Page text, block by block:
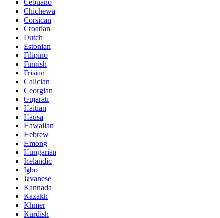
Cebuano
Chichewa
Corsican
Croatian
Dutch
Estonian
Filipino
Finnish
Frisian
Galician
Georgian
Gujarati
Haitian
Hausa
Hawaiian
Hebrew
Hmong
Hungarian
Icelandic
Igbo
Javanese
Kannada
Kazakh
Khmer
Kurdish